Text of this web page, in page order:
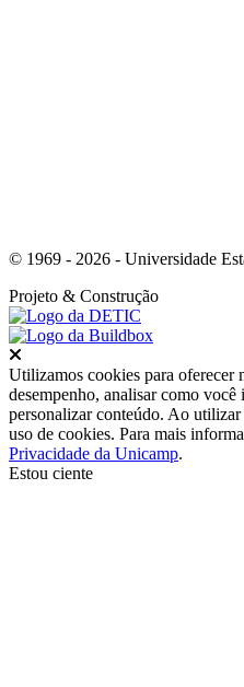
© 1969 - 2026 - Universidade
Projeto & Construção
Utilizamos cookies para oferecer
desempenho, analisar como você
personalizar conteúdo. Ao
uso de cookies. Para mais
Privacidade da Unicamp.
Estou ciente